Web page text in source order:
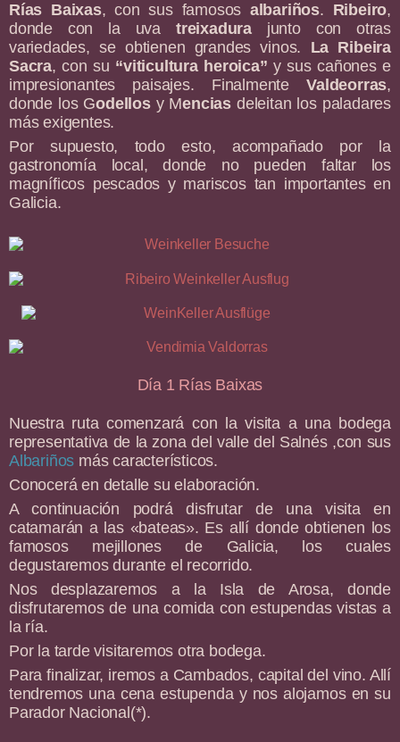
Rías Baixas, con sus famosos albariños. Ribeiro,
donde con la uva treixadurajunto con otras
variedades, se obtienen grandes vinos. La Ribeira
Sacra, con su “viticultura heroica” y sus cañones e
impresionantes paisajes. FinalmenteValdeorras,
donde los Godellosy Mencias deleitan los paladares
más exigentes.
Por supuesto, todo esto, acompañado por la
gastronomía local, donde no pueden faltar los
magníficos pescados y mariscos tan importantes en
Galicia.
Día 1 Rías Baixas
Nuestra ruta comenzará con la visita a una bodega
representativa de la zona del valle del Salnés ,con sus
Albariños más característicos.
Conocerá en detalle su elaboración.
A continuación podrá disfrutar de una visita en
catamarán a las «bateas». Es allí donde obtienen los
famosos mejillones de Galicia, los cuales
degustaremos durante el recorrido.
Nos desplazaremos a la Isla de Arosa, donde
disfrutaremos de una comida con estupendas vistas a
la ría.
Por la tarde visitaremos otra bodega.
Para finalizar, iremos a Cambados, capital del vino. Allí
tendremos una cena estupenda y nos alojamos en su
Parador Nacional(*).